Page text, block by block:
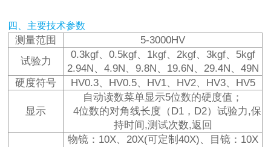
四、主要技术参数
测量范围
5-3000HV
试验力
0.3kgf、0.5kgf、1kgf、2kgf、3kgf、5kgf
2.94N、4.9N、9.8N、19.6N、29.4N、49N
硬度符号
HV0.3、HV0.5、HV1、HV2、HV3、HV5
显示
自动读数菜单显示5位数的硬度值；
4位数的对角线长度（D1，D2）试验力,保
持时间,测试次数,返回
物镜：10X、20X(可定制40X)、目镜：10X